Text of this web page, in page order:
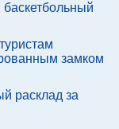
замком
расклад за